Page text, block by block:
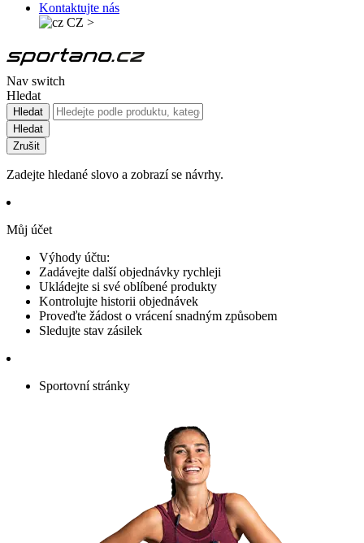
Kontaktujte nás
CZ >
Nav switch
Hledat
Hledat
Hledat
Zrušit
Zadejte hledané slovo a zobrazí se návrhy.
Můj účet
Výhody účtu:
Zadávejte další objednávky rychleji
Ukládejte si své oblíbené produkty
Kontrolujte historii objednávek
Proveďte žádost o vrácení snadným způsobem
Sledujte stav zásilek
Sportovní stránky